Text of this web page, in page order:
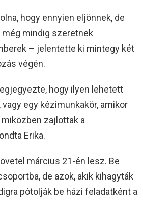
hogy ennyien eljönnek, de
még mindig szeretnek
– jelentette ki mintegy két
végén.
hogy ilyen lehetett
egy kézimunkakör, amikor
zajlottak a
Erika.
március 21-én lesz. Be
de azok, akik kihagyták
pótolják be házi feladatként a